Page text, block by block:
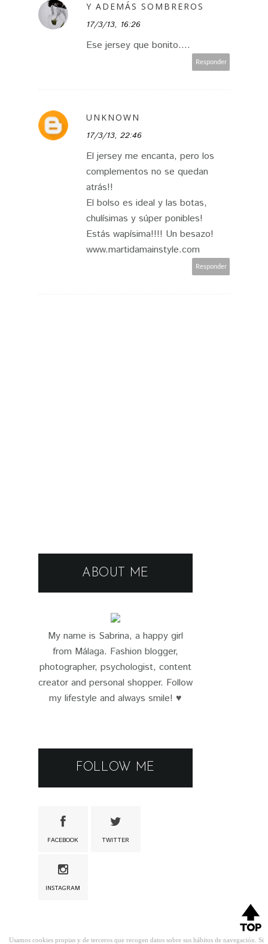
Y ADEMÁS SOMBREROS
17/3/13, 16:26
Ese jersey que bonito....
Responder
UNKNOWN
17/3/13, 22:46
El jersey me encanta, pero los
complementos no se quedan
atrás!!
El bolso es ideal y las botas,
chulísimas y súper ponibles!
Estás wapísima!!!! Un besazo!
www.martidamainstyle.com
Responder
ABOUT ME
My name is Sabrina, a happy girl
from Málaga. Fashion blogger,
photographer, psychologist, content
creator and personal shopper. Follow
my lifestyle and always smile! ♥
FOLLOW ME
FACEBOOK TWITTER
INSTAGRAM
Usamos cookies propias y de terceros que recogen datos sobre sus hábitos de navegación. Si